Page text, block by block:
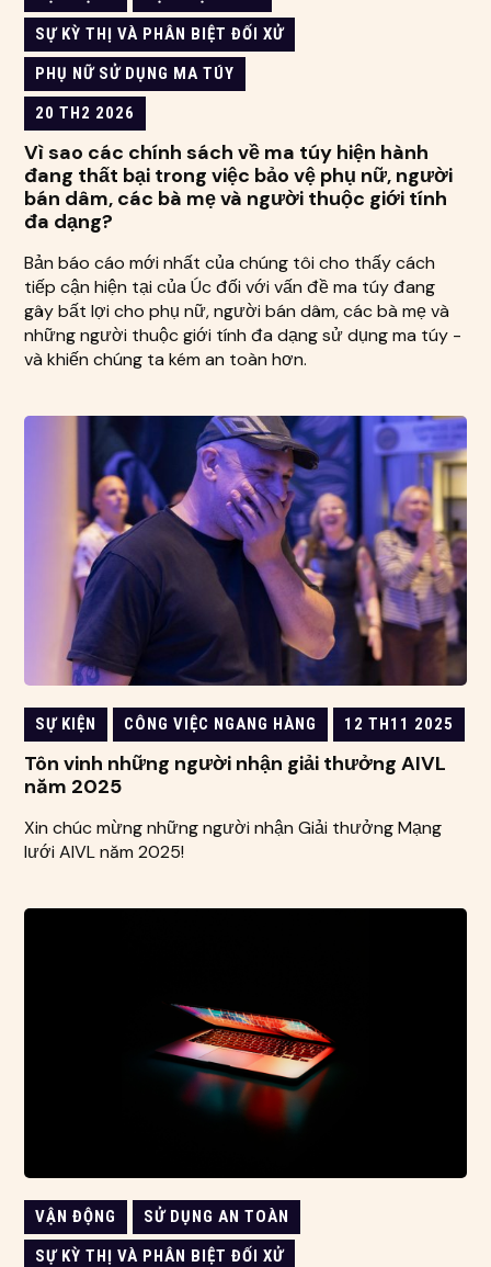
SỰ KỲ THỊ VÀ PHÂN BIỆT ĐỐI XỬ
PHỤ NỮ SỬ DỤNG MA TÚY
20 TH2 2026
Vì sao các chính sách về ma túy hiện hành
đang thất bại trong việc bảo vệ phụ nữ, người
bán dâm, các bà mẹ và người thuộc giới tính
đa dạng?
Bản báo cáo mới nhất của chúng tôi cho thấy cách
tiếp cận hiện tại của Úc đối với vấn đề ma túy đang
gây bất lợi cho phụ nữ, người bán dâm, các bà mẹ và
những người thuộc giới tính đa dạng sử dụng ma túy -
và khiến chúng ta kém an toàn hơn.
SỰ KIỆN CÔNG VIỆC NGANG HÀNG 12 TH11 2025
Tôn vinh những người nhận giải thưởng AIVL
năm 2025
Xin chúc mừng những người nhận Giải thưởng Mạng
lưới AIVL năm 2025!
VẬN ĐỘNG
SỬ DỤNG AN TOÀN
SỰ KỲ THỊ VÀ PHÂN BIỆT ĐỐI XỬ